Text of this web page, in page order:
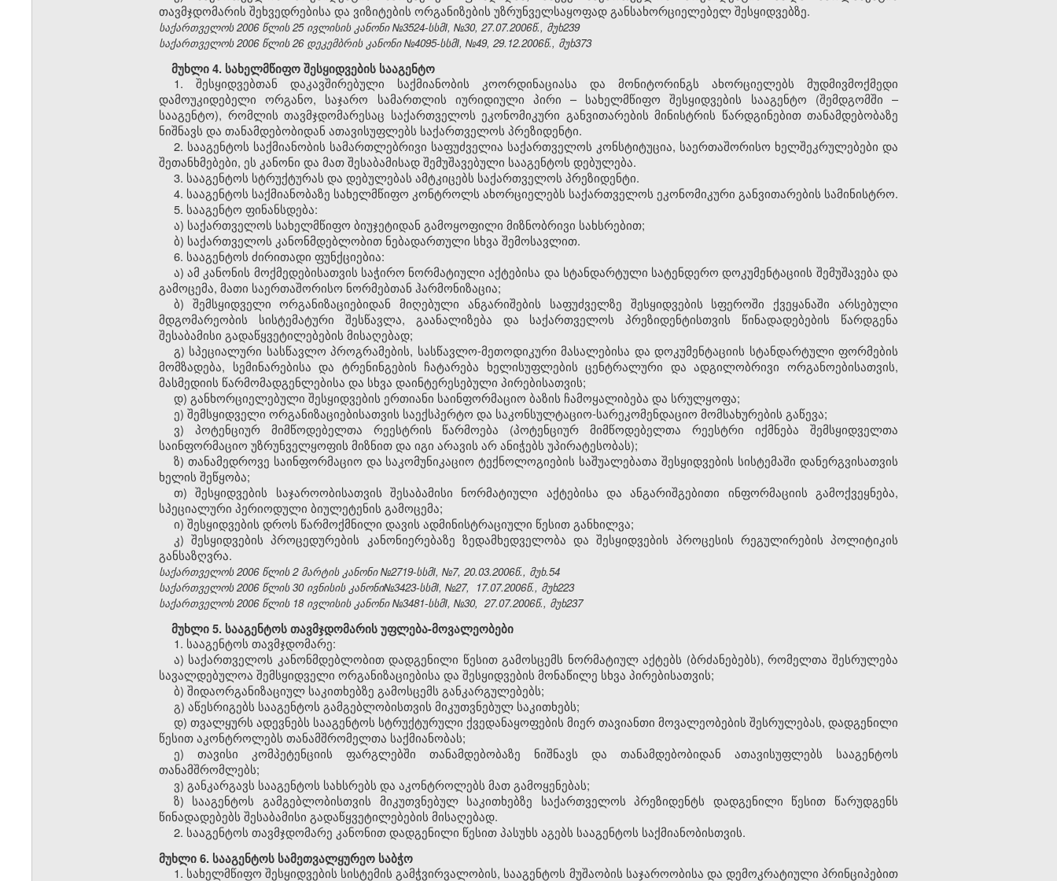
თავმჯდომარის შეხვედრებისა და ვიზიტების ორგანიზების უზრუნველსაყოფად განსახორციელებელ შესყიდვებზე.
საქართველოს 2006 წლის 25 ივლისის კანონი №3524-სსმI, №30, 27.07.2006წ., მუხ239
საქართველოს 2006 წლის 26 დეკემბრის კანონი №4095-სსმI, №49, 29.12.2006წ., მუხ373
მუხლი 4. სახელმწიფო შესყიდვების სააგენტო
1. შესყიდვებთან დაკავშირებული საქმიანობის კოორდინაციასა და მონიტორინგს ახორციელებს მუდმივმოქმედი
დამოუკიდებელი ორგანო, საჯარო სამართლის იურიდიული პირი – სახელმწიფო შესყიდვების სააგენტო (შემდგომში –
სააგენტო), რომლის თავმჯდომარესაც საქართველოს ეკონომიკური განვითარების მინისტრის წარდგინებით თანამდებობაზე
ნიშნავს და თანამდებობიდან ათავისუფლებს საქართველოს პრეზიდენტი.
2. სააგენტოს საქმიანობის სამართლებრივი საფუძველია საქართველოს კონსტიტუცია, საერთაშორისო ხელშეკრულებები და
შეთანხმებები, ეს კანონი და მათ შესაბამისად შემუშავებული სააგენტოს დებულება.
3. სააგენტოს სტრუქტურას და დებულებას ამტკიცებს საქართველოს პრეზიდენტი.
4. სააგენტოს საქმიანობაზე სახელმწიფო კონტროლს ახორციელებს საქართველოს ეკონომიკური განვითარების სამინისტრო.
5. სააგენტო ფინანსდება:
ა) საქართველოს სახელმწიფო ბიუჯეტიდან გამოყოფილი მიზნობრივი სახსრებით;
ბ) საქართველოს კანონმდებლობით ნებადართული სხვა შემოსავლით.
6. სააგენტოს ძირითადი ფუნქციებია:
ა) ამ კანონის მოქმედებისათვის საჭირო ნორმატიული აქტებისა და სტანდარტული სატენდერო დოკუმენტაციის შემუშავება და
გამოცემა, მათი საერთაშორისო ნორმებთან ჰარმონიზაცია;
ბ) შემსყიდველი ორგანიზაციებიდან მიღებული ანგარიშების საფუძველზე შესყიდვების სფეროში ქვეყანაში არსებული
მდგომარეობის სისტემატური შესწავლა, გაანალიზება და საქართველოს პრეზიდენტისთვის წინადადებების წარდგენა
შესაბამისი გადაწყვეტილებების მისაღებად;
გ) სპეციალური სასწავლო პროგრამების, სასწავლო-მეთოდიკური მასალებისა და დოკუმენტაციის სტანდარტული ფორმების
მომზადება, სემინარებისა და ტრენინგების ჩატარება ხელისუფლების ცენტრალური და ადგილობრივი ორგანოებისათვის,
მასმედიის წარმომადგენლებისა და სხვა დაინტერესებული პირებისათვის;
დ) განხორციელებული შესყიდვების ერთიანი საინფორმაციო ბაზის ჩამოყალიბება და სრულყოფა;
ე) შემსყიდველი ორგანიზაციებისათვის საექსპერტო და საკონსულტაციო-სარეკომენდაციო მომსახურების გაწევა;
ვ) პოტენციურ მიმწოდებელთა რეესტრის წარმოება (პოტენციურ მიმწოდებელთა რეესტრი იქმნება შემსყიდველთა
საინფორმაციო უზრუნველყოფის მიზნით და იგი არავის არ ანიჭებს უპირატესობას);
ზ) თანამედროვე საინფორმაციო და საკომუნიკაციო ტექნოლოგიების საშუალებათა შესყიდვების სისტემაში დანერგვისათვის
ხელის შეწყობა;
თ) შესყიდვების საჯაროობისათვის შესაბამისი ნორმატიული აქტებისა და ანგარიშგებითი ინფორმაციის გამოქვეყნება,
სპეციალური პერიოდული ბიულეტენის გამოცემა;
ი) შესყიდვების დროს წარმოქმნილი დავის ადმინისტრაციული წესით განხილვა;
კ) შესყიდვების პროცედურების კანონიერებაზე ზედამხედველობა და შესყიდვების პროცესის რეგულირების პოლიტიკის
განსაზღვრა.
საქართველოს 2006 წლის 2 მარტის კანონი №2719-სსმI, №7, 20.03.2006წ., მუხ.54
საქართველოს 2006 წლის 30 ივნისის კანონი№3423-სსმI, №27,
17.07.2006წ., მუხ223
საქართველოს 2006 წლის 18 ივლისის კანონი №3481-სსმI, №30, 27.07.2006წ., მუხ237
მუხლი 5. სააგენტოს თავმჯდომარის უფლება-მოვალეობები
1. სააგენტოს თავმჯდომარე:
ა) საქართველოს კანონმდებლობით დადგენილი წესით გამოსცემს ნორმატიულ აქტებს (ბრძანებებს), რომელთა შესრულება
სავალდებულოა შემსყიდველი ორგანიზაციებისა და შესყიდვების მონაწილე სხვა პირებისათვის;
ბ) შიდაორგანიზაციულ საკითხებზე გამოსცემს განკარგულებებს;
გ) აწესრიგებს სააგენტოს გამგებლობისთვის მიკუთვნებულ საკითხებს;
დ) თვალყურს ადევნებს სააგენტოს სტრუქტურული ქვედანაყოფების მიერ თავიანთი მოვალეობების შესრულებას, დადგენილი
წესით აკონტროლებს თანამშრომელთა საქმიანობას;
ე) თავისი კომპეტენციის ფარგლებში თანამდებობაზე ნიშნავს და თანამდებობიდან ათავისუფლებს სააგენტოს
თანამშრომლებს;
ვ) განკარგავს სააგენტოს სახსრებს და აკონტროლებს მათ გამოყენებას;
ზ) სააგენტოს გამგებლობისთვის მიკუთვნებულ საკითხებზე საქართველოს პრეზიდენტს დადგენილი წესით წარუდგენს
წინადადებებს შესაბამისი გადაწყვეტილებების მისაღებად.
2. სააგენტოს თავმჯდომარე კანონით დადგენილი წესით პასუხს აგებს სააგენტოს საქმიანობისთვის.
მუხლი 6. სააგენტოს სამეთვალყურეო საბჭო
1. სახელმწიფო შესყიდვების სისტემის გამჭვირვალობის, სააგენტოს მუშაობის საჯაროობისა და დემოკრატიული პრინციპებით